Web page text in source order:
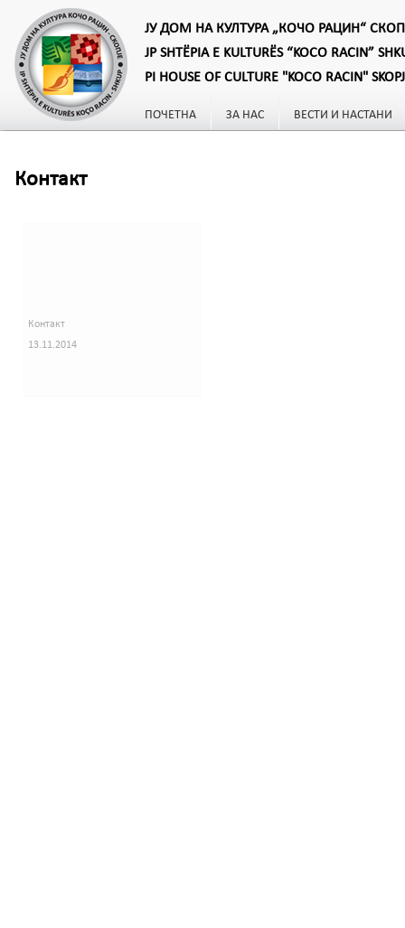
ЈУ ДОМ НА КУЛТУРА „КОЧО РАЦИН“
JP SHTËPIA E KULTURËS “KOCO RACIN”
PI HOUSE OF CULTURE "KOCO RACIN"
ПОЧЕТНА ЗА НАС ВЕСТИ И НАСТАНИ
Контакт
Контакт
13.11.2014